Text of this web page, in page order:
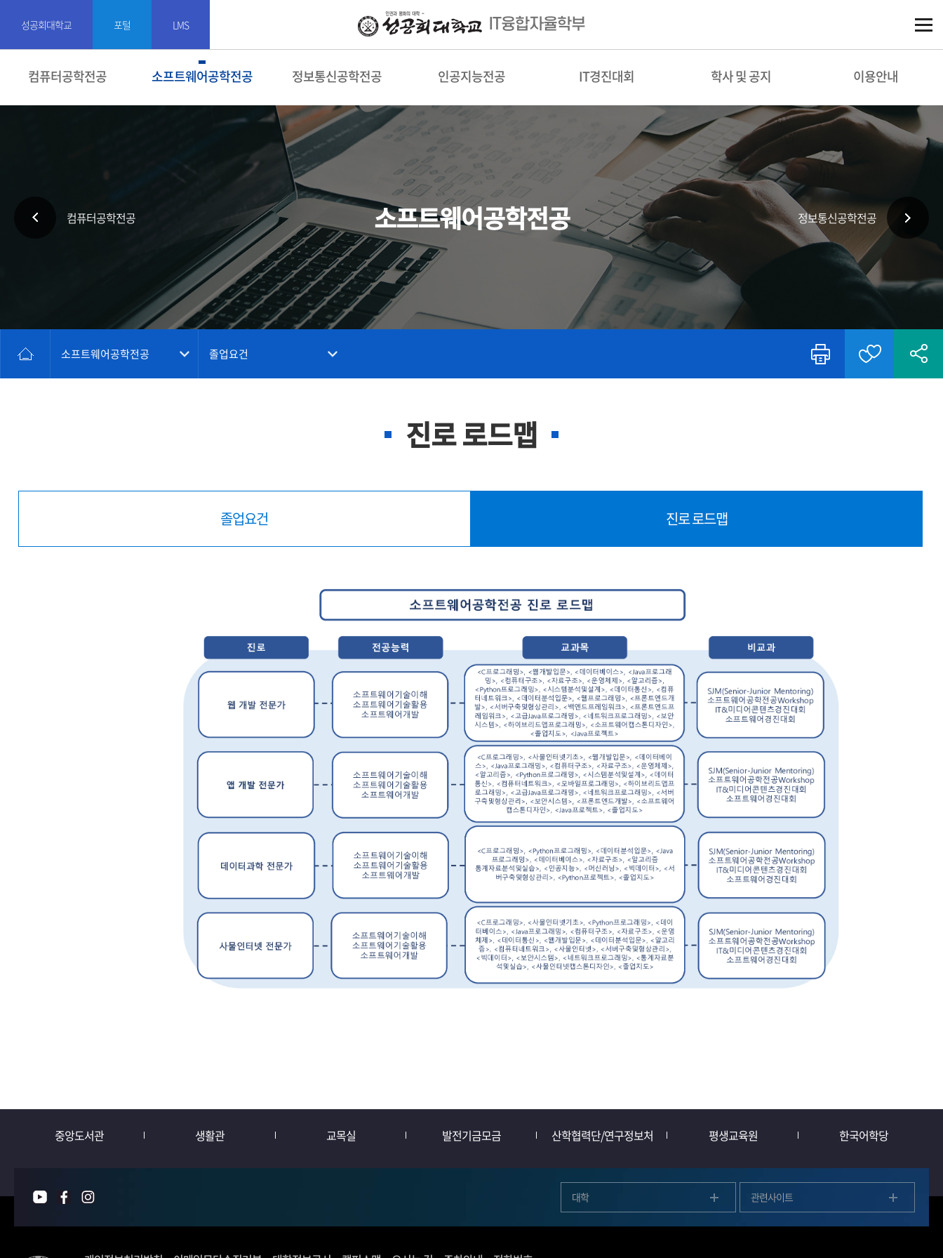
성공회대학교 포털 LMS IT융합자율학부
컴퓨터공학전공 소프트웨어공학전공 정보통신공학전공 인공지능전공 IT경진대회 학사 및 공지 이용안내
컴퓨터공학전공 정보통신공학전공
소프트웨어공학전공
소프트웨어공학전공 졸업요건
진로 로드맵
졸업요건 진로 로드맵
중앙도서관 생활관 교목실 발전기금모금 산학협력단/연구정보처 평생교육원 한국어학당
대학 관련사이트